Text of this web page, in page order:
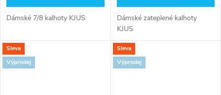
Dámské 7/8 kalhoty KJUS
Dámské zateplené kalhoty
KJUS
Sleva
Výprodej
Sleva
Výprodej